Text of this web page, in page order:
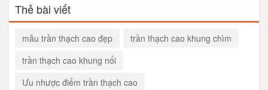
Thẻ bài viết
mẫu trần thạch cao đẹp
trần thạch cao khung chìm
trần thạch cao khung nổi
Ưu nhược điểm trần thạch cao